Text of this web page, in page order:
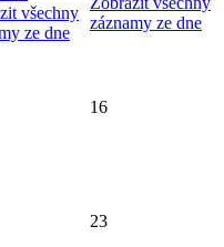
všechny
ze dne
záznamy ze dne
16
23